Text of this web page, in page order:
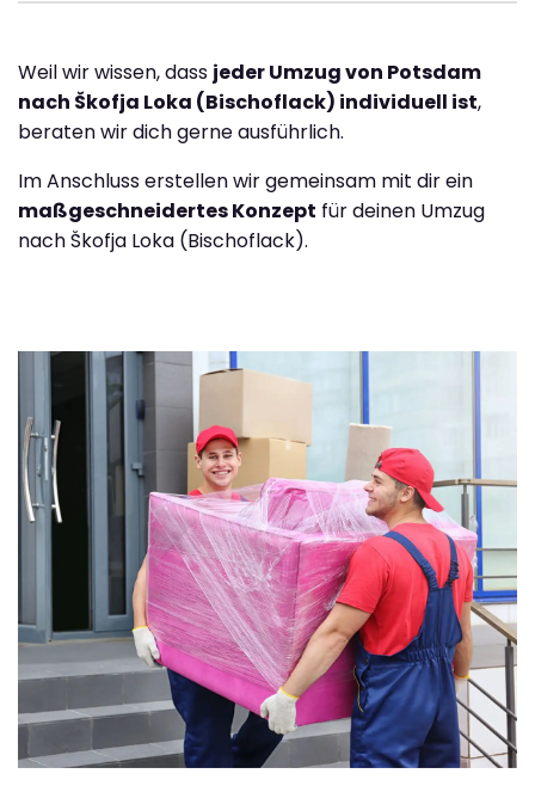
Weil wir wissen, dass jeder Umzug von Potsdam
nach Škofja Loka (Bischoflack) individuell ist,
beraten wir dich gerne ausführlich.
Im Anschluss erstellen wir gemeinsam mit dir ein
maßgeschneidertes Konzept für deinen Umzug
nach Škofja Loka (Bischoflack).